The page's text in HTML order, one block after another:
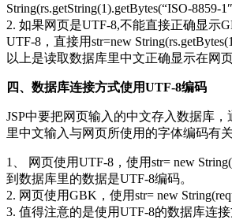
String(rs.getString(1).getBytes(“ISO-8859-
2. 如果网页是UTF-8,不能直接正确显示
UTF-8，直接用str=new
以上是读取数据库里中文正确显示在网
四、数据库连接方式使用UTF-8编码
JSP中要把网页输入的中文存入数据库，
里中文输入与网页所使用的字体编码有关
1、 网页使用UTF-8，使用str= new
到数据库里的数据是UTF-8编码。
2. 网页使用GBK，使用str= new
3. 值得注意的是使用UTF-8的数据库连